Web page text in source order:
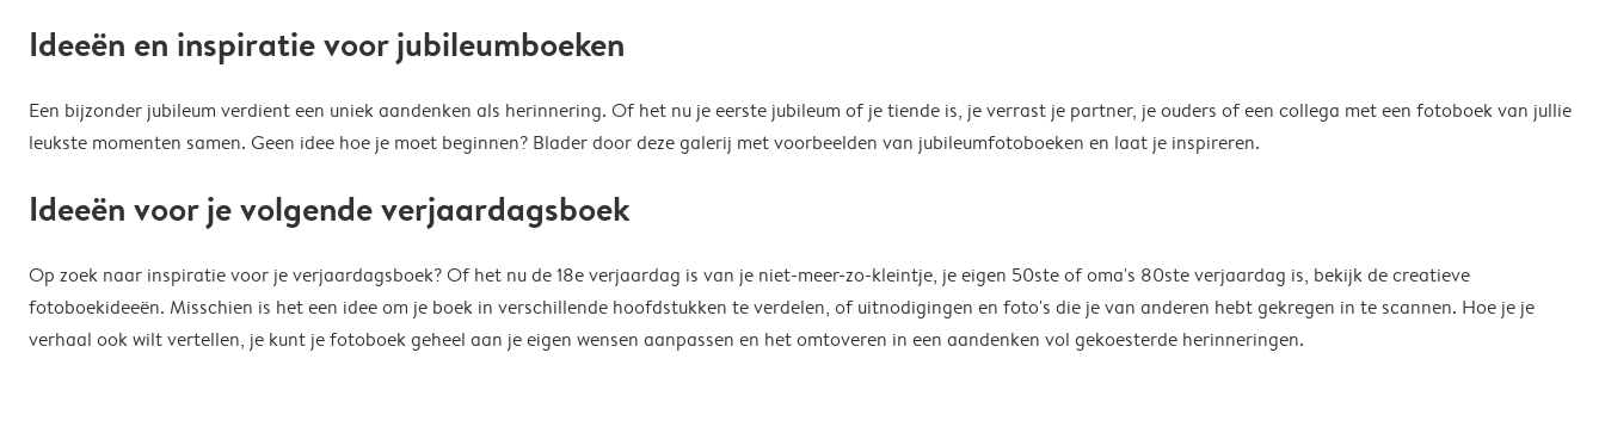
Ideeën en inspiratie voor jubileumboeken
Een bijzonder jubileum verdient een uniek aandenken als herinnering. Of het nu je eerste jubileum of je tiende is, je verrast je partner, je ouders of een collega met een fotoboek van jullie
leukste momenten samen. Geen idee hoe je moet beginnen? Blader door deze galerij met voorbeelden van jubileumfotoboeken en laat je inspireren.
Ideeën voor je volgende verjaardagsboek
Op zoek naar inspiratie voor je verjaardagsboek? Of het nu de 18e verjaardag is van je niet-meer-zo-kleintje, je eigen 50ste of oma's 80ste verjaardag is, bekijk de creatieve
fotoboekideeën. Misschien is het een idee om je boek in verschillende hoofdstukken te verdelen, of uitnodigingen en foto's die je van anderen hebt gekregen in te scannen. Hoe je je
verhaal ook wilt vertellen, je kunt je fotoboek geheel aan je eigen wensen aanpassen en het omtoveren in een aandenken vol gekoesterde herinneringen.